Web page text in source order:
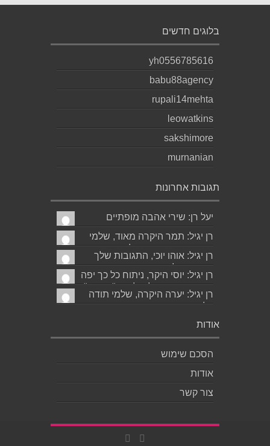
בלוגים חדשים
yh0556785616
babu88agency
rupali14mehta
leowatkins
sakshimore
murnanian
תגובות אחרונות
יעל רן: שירי אהבה מופתיים
ומרגשים עד מאוד כפי שרק גד
יודע לכתוב תודה...
רן יגיל: תמר היקרה מאוד, שלמי
תודה ואמסור כמובן לגד. שבת
שלום...
רן יגיל: אוהו יוכי, התגובות שלך
תמיד מאלפות בינה והן יצירה
בפני עצמה....
רן יגיל: יוסי היקר, ניתוח כל כך יפה
ומדויק, ממש קולע, לשיר "השקה".
של...
רן יגיל: יערה היקרה, שלמי תודה
על התגובה האישית והיפה.
אודות
הסכם שימוש
אודות
צור קשר